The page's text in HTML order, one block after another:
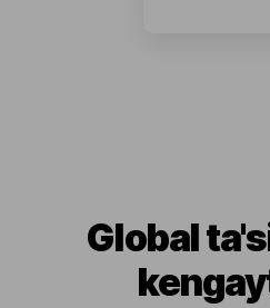
Global